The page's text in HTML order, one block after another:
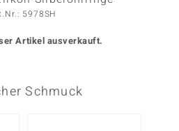
5978SH
Artikel ausverkauft.
Schmuck